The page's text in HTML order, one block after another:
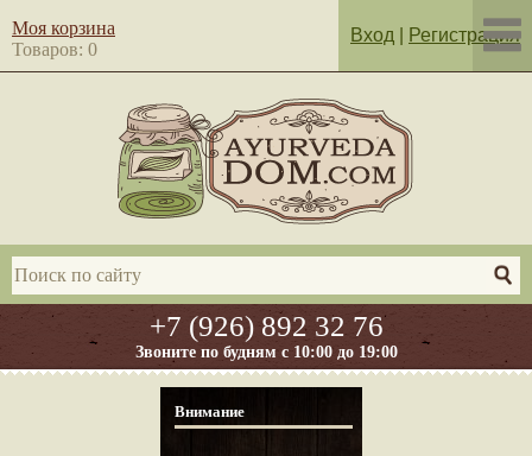
+7 (926) 892 32 76
Звоните по будням с 10:00 до 19:00
Моя корзина
Товаров: 0
Вход Регистрация
Внимание